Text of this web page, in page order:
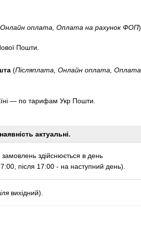
Онлайн оплата, Оплата на рахунок ФОП)
Пошти.
(Післяплата, Онлайн оплата, Оплата
— по тарифам Укр Пошти.
актуальні.
замовлень здійснюється в день
після 17:00 - на наступний день).
вихідний).